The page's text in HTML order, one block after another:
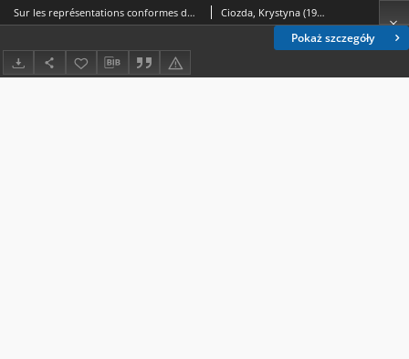
Pokaż szczegóły
Sur les représentations conformes du cercle unité sur des domaines balayés раr certaines familles de demi-droites Ciozda, Krystyna (1944- ); Lewandowski, Zdzisław (1929-2011); Pituch, Józef